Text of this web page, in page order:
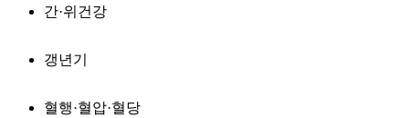
간·위건강
갱년기
혈행·혈압·혈당